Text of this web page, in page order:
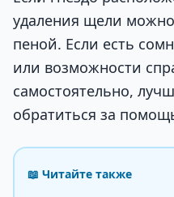
удаления щели
пеной. Если есть
или возможности
самостоятельно,
обратиться за
📖 Читайте также